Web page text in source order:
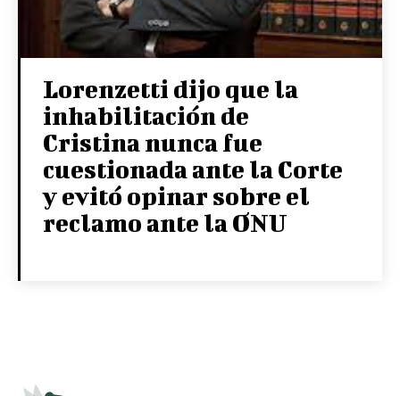
Lorenzetti dijo que la
inhabilitación de
Cristina nunca fue
cuestionada ante la Corte
y evitó opinar sobre el
reclamo ante la ONU